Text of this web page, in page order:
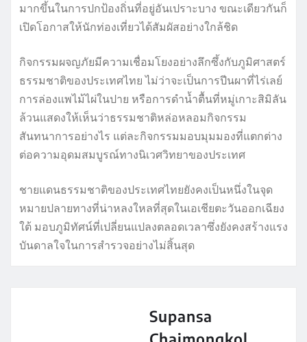
มากขึ้นในการปกป้องถิ่นที่อยู่อันเปราะบาง ขณะเดียวกันก็
เปิดโอกาสให้นักท่องเที่ยวได้สัมผัสอย่างใกล้ชิด
กิจกรรมผจญภัยมีความเชื่อมโยงอย่างลึกซึ้งกับภูมิศาสตร์
ธรรมชาติของประเทศไทย ไม่ว่าจะเป็นการปีนผาที่ไร่เลย์
การล่องแพไม้ไผ่ในปาย หรือการดำน้ำตื้นที่หมู่เกาะสิมิลัน
ล้วนแสดงให้เห็นว่าธรรมชาติหล่อหลอมกิจกรรม
สันทนาการอย่างไร แต่ละกิจกรรมมอบมุมมองที่แตกต่าง
ต่อความอุดมสมบูรณ์ทางนิเวศวิทยาของประเทศ
ชายแดนธรรมชาติของประเทศไทยยังคงเป็นหนึ่งในจุด
หมายปลายทางที่น่าหลงใหลที่สุดในเอเชียตะวันออกเฉียง
ใต้ มอบภูมิทัศน์ที่เปลี่ยนแปลงตลอดเวลาซึ่งยังคงสร้างแรง
บันดาลใจในการสำรวจอย่างไม่สิ้นสุด
Supansa